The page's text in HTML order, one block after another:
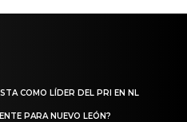
COMO LÍDER DEL PRI EN NL
PARA NUEVO LEÓN?